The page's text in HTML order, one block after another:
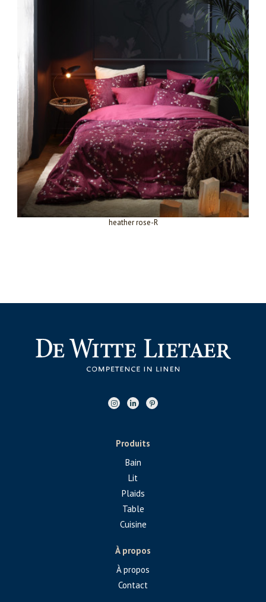
heather rose-R
Produits
Bain
Lit
Plaids
Table
Cuisine
À propos
À propos
Contact